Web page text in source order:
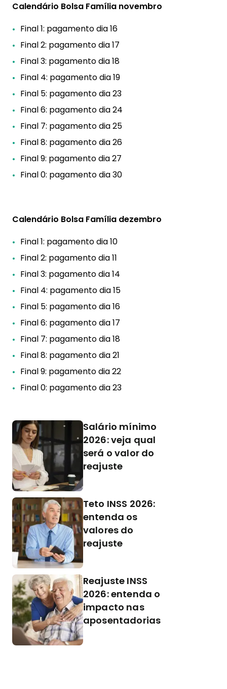
Calendário Bolsa Família novembro
Final 1: pagamento dia 16
Final 2: pagamento dia 17
Final 3: pagamento dia 18
Final 4: pagamento dia 19
Final 5: pagamento dia 23
Final 6: pagamento dia 24
Final 7: pagamento dia 25
Final 8: pagamento dia 26
Final 9: pagamento dia 27
Final 0: pagamento dia 30
Calendário Bolsa Família dezembro
Final 1: pagamento dia 10
Final 2: pagamento dia 11
Final 3: pagamento dia 14
Final 4: pagamento dia 15
Final 5: pagamento dia 16
Final 6: pagamento dia 17
Final 7: pagamento dia 18
Final 8: pagamento dia 21
Final 9: pagamento dia 22
Final 0: pagamento dia 23
Salário mínimo
2026: veja qual
será o valor do
reajuste
Teto INSS 2026:
entenda os
valores do
reajuste
Reajuste INSS
2026: entenda o
impacto nas
aposentadorias